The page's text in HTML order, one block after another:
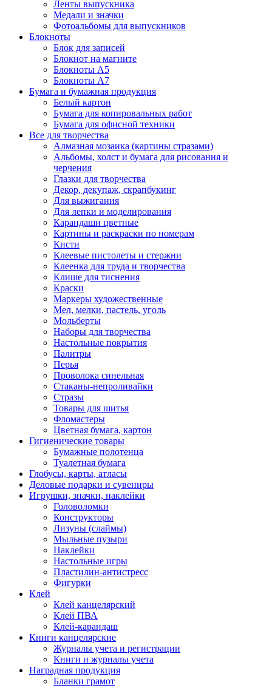
Ленты выпускника
Медали и значки
Фотоальбомы для выпускников
Блокноты
Блок для записей
Блокнот на магните
Блокноты А5
Блокноты А7
Бумага и бумажная продукция
Белый картон
Бумага для копировальных работ
Бумага для офисной техники
Все для творчества
Алмазная мозаика (картины стразами)
Альбомы, холст и бумага для рисования и
черчения
Глазки для творчества
Декор, декупаж, скрапбукинг
Для выжигания
Для лепки и моделирования
Карандаши цветные
Картины и раскраски по номерам
Кисти
Клеевые пистолеты и стержни
Клеенка для труда и творчества
Клише для тиснения
Краски
Маркеры художественные
Мел, мелки, пастель, уголь
Мольберты
Наборы для творчества
Настольные покрытия
Палитры
Перья
Проволока синельная
Стаканы-непроливайки
Стразы
Товары для шитья
Фломастеры
Цветная бумага, картон
Гигиенические товары
Бумажные полотенца
Туалетная бумага
Глобусы, карты, атласы
Деловые подарки и сувениры
Игрушки, значки, наклейки
Головоломки
Конструкторы
Лизуны (слаймы)
Мыльные пузыри
Наклейки
Настольные игры
Пластилин-антистресс
Фигурки
Клей
Клей канцелярский
Клей ПВА
Клей-карандаш
Книги канцелярские
Журналы учета и регистрации
Книги и журналы учета
Наградная продукция
Бланки грамот